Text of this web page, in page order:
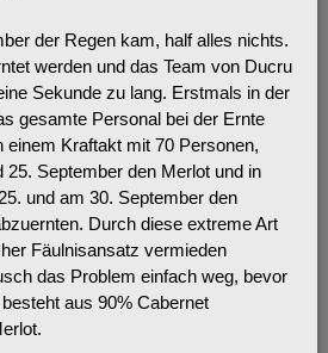
der Regen kam, half alles nichts.
werden und das Team von Ducru
Sekunde zu lang. Erstmals in der
gesamte Personal bei der Ernte
einem Kraftakt mit 70 Personen,
September den Merlot und in
und am 30. September den
Durch diese extreme Art
Fäulnisansatz vermieden
das Problem einfach weg, bevor
aus 90% Cabernet